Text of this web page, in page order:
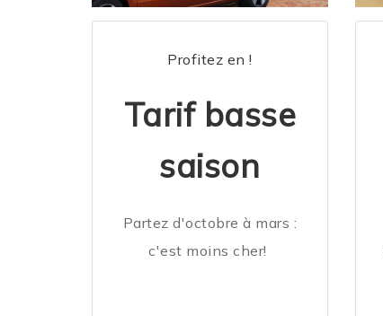
Profitez en !
Tarif basse
saison
Partez d'octobre à mars :
c'est moins cher!